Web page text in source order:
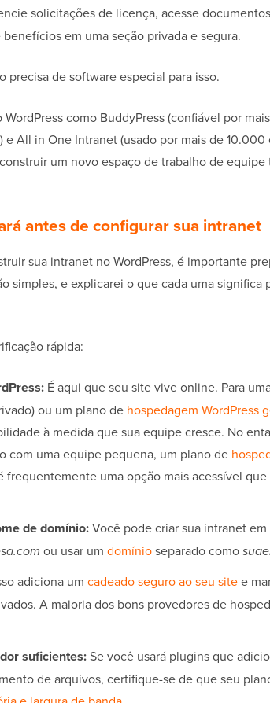
solicitações de licença, acesse
em uma seção privada e segura.
precisa de software especial para isso.
como BuddyPress (confiável por
All in One Intranet (usado por mais de 10.000
um novo espaço de trabalho de
antes de configurar sua intranet
sua intranet no WordPress, é importante
simples, e explicarei o que cada uma significa
rápida:
É aqui que seu site vive online. Para
ou um plano de hospedagem WordPress
à medida que sua equipe cresce. No
com uma equipe pequena, um plano de
frequentemente uma opção mais acessível
de domínio:Você pode criar sua intranet
ou usar um domínioseparado como
adiciona um cadeado seguro ao seu sitee
A maioria dos bons provedores de
suficientes:Se você usará plugins que
de arquivos, certifique-se de que seu